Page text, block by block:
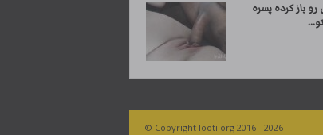
باز کرده پسره
© Copyright looti.org 2016 - 2026